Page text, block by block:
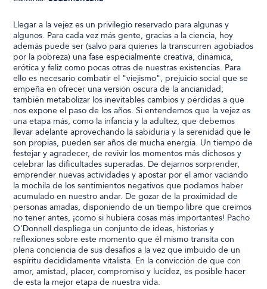
Llegar a la vejez es un privilegio reservado para algunas y
algunos. Para cada vez más gente, gracias a la ciencia, hoy
además puede ser (salvo para quienes la transcurren agobiados
por la pobreza) una fase especialmente creativa, dinámica,
erótica y feliz como pocas otras de nuestras existencias. Para
ello es necesario combatir el "viejismo", prejuicio social que se
empeña en ofrecer una versión oscura de la ancianidad;
también metabolizar los inevitables cambios y pérdidas a que
nos expone el paso de los años. Si entendemos que la vejez es
una etapa más, como la infancia y la adultez, que debemos
llevar adelante aprovechando la sabiduría y la serenidad que le
son propias, pueden ser años de mucha energía. Un tiempo de
festejar y agradecer, de revivir los momentos más dichosos y
celebrar las dificultades superadas. De dejarnos sorprender,
emprender nuevas actividades y apostar por el amor vaciando
la mochila de los sentimientos negativos que podamos haber
acumulado en nuestro andar. De gozar de la proximidad de
personas amadas, disponiendo de un tiempo libre que creímos
no tener antes, ¡como si hubiera cosas más importantes! Pacho
O'Donnell despliega un conjunto de ideas, historias y
reflexiones sobre este momento que él mismo transita con
plena conciencia de sus desafíos a la vez que imbuido de un
espíritu decididamente vitalista. En la convicción de que con
amor, amistad, placer, compromiso y lucidez, es posible hacer
de esta la mejor etapa de nuestra vida.